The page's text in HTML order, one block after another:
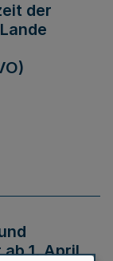
der
1. April